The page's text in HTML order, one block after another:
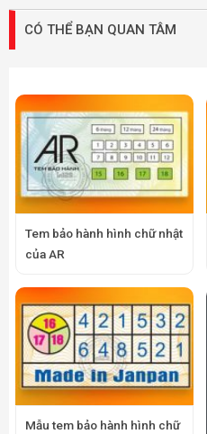
CÓ THỂ BẠN QUAN TÂM
Tem bảo hành hình chữ nhật
của AR
Mẫu tem bảo hành hình chữ